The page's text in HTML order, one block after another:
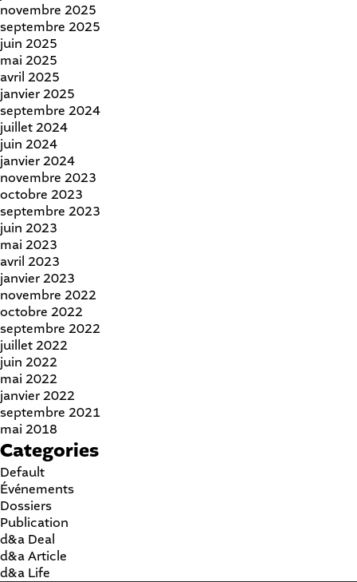
novembre 2025
septembre 2025
juin 2025
mai 2025
avril 2025
janvier 2025
septembre 2024
juillet 2024
juin 2024
janvier 2024
novembre 2023
octobre 2023
septembre 2023
juin 2023
mai 2023
avril 2023
janvier 2023
novembre 2022
octobre 2022
septembre 2022
juillet 2022
juin 2022
mai 2022
janvier 2022
septembre 2021
mai 2018
Categories
Default
Événements
Dossiers
Publication
d&a Deal
d&a Article
d&a Life